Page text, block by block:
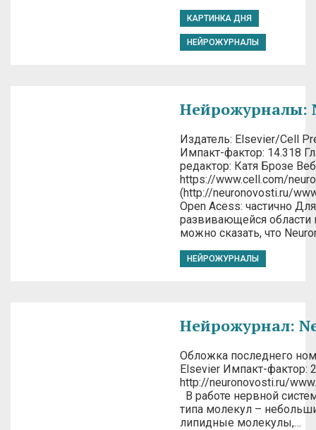
КАРТИНКА ДНЯ
НЕЙРОЖУРНАЛЫ
Нейрожурналы:
Издатель: Elsevier/Сell
Импакт-фактор: 14.318
редактор: Катя Брозе
https://www.cell.com/
(http://neuronovosti.ru/
Open Acess: частично
развивающейся области
можно сказать, что
НЕЙРОЖУРНАЛЫ
Нейрожурнал:
Обложка последнего
Elsevier Импакт-фактор:
http://neuronovosti.ru/
В работе нервной
типа молекул –
липидные молекулы,…